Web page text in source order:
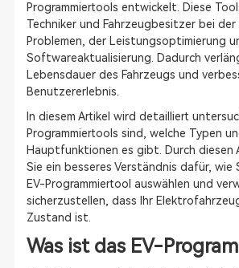
Programmiertools entwickelt. Diese
Techniker und Fahrzeugbesitzer bei
Problemen, der Leistungsoptimierung
Softwareaktualisierung. Dadurch
Lebensdauer des Fahrzeugs und
Benutzererlebnis.
In diesem Artikel wird detailliert
Programmiertools sind, welche Typen
Hauptfunktionen es gibt. Durch diesen
Sie ein besseres Verständnis dafür, wie
EV-Programmiertool auswählen und
sicherzustellen, dass Ihr
Zustand ist.
Was ist das EV-